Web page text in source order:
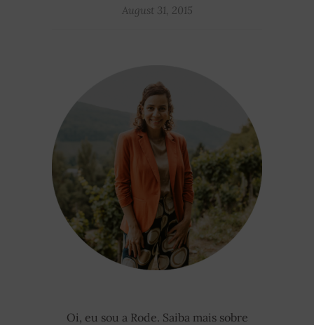
August 31, 2015
Oi, eu sou a Rode. Saiba mais sobre